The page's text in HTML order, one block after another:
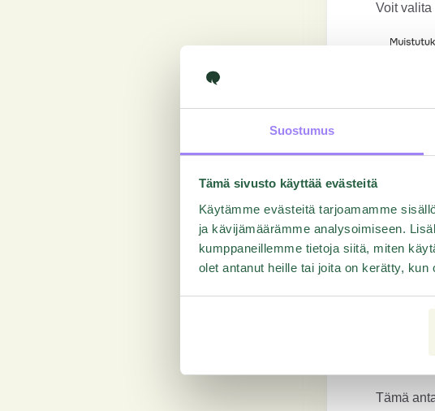
Suostumus
Tämä sivusto käyttää evästeitä
Käytämme evästeitä tarjoamamme
ja kävijämäärämme analysoimiseen.
kumppaneillemme tietoja siitä, miten
olet antanut heille tai joita on kerätty,
Voit
Tämä